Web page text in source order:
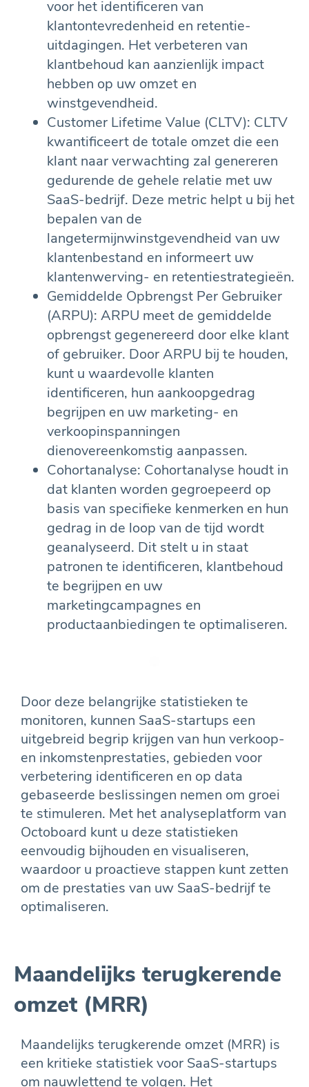
voor het identificeren van
klantontevredenheid en retentie-
uitdagingen. Het verbeteren van
klantbehoud kan aanzienlijk impact
hebben op uw omzet en
winstgevendheid.
Customer Lifetime Value (CLTV): CLTV
kwantificeert de totale omzet die een
klant naar verwachting zal genereren
gedurende de gehele relatie met uw
SaaS-bedrijf. Deze metric helpt u bij het
bepalen van de
langetermijnwinstgevendheid van uw
klantenbestand en informeert uw
klantenwerving- en retentiestrategieën.
Gemiddelde Opbrengst Per Gebruiker
(ARPU): ARPU meet de gemiddelde
opbrengst gegenereerd door elke klant
of gebruiker. Door ARPU bij te houden,
kunt u waardevolle klanten
identificeren, hun aankoopgedrag
begrijpen en uw marketing- en
verkoopinspanningen
dienovereenkomstig aanpassen.
Cohortanalyse: Cohortanalyse houdt in
dat klanten worden gegroepeerd op
basis van specifieke kenmerken en hun
gedrag in de loop van de tijd wordt
geanalyseerd. Dit stelt u in staat
patronen te identificeren, klantbehoud
te begrijpen en uw
marketingcampagnes en
productaanbiedingen te optimaliseren.
Door deze belangrijke statistieken te
monitoren, kunnen SaaS-startups een
uitgebreid begrip krijgen van hun verkoop-
en inkomstenprestaties, gebieden voor
verbetering identificeren en op data
gebaseerde beslissingen nemen om groei
te stimuleren. Met het analyseplatform van
Octoboard kunt u deze statistieken
eenvoudig bijhouden en visualiseren,
waardoor u proactieve stappen kunt zetten
om de prestaties van uw SaaS-bedrijf te
optimaliseren.
Maandelijks terugkerende
omzet (MRR)
Maandelijks terugkerende omzet (MRR) is
een kritieke statistiek voor SaaS-startups
om nauwlettend te volgen. Het